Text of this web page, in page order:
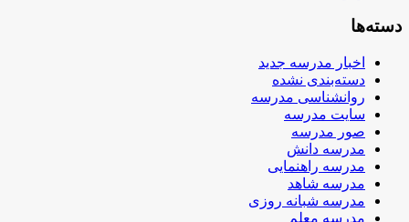
دسته‌ها
اخبار مدرسه جدید
دسته‌بندی نشده
روانشناسی مدرسه
سایت مدرسه
صور مدرسه
مدرسه دانش
مدرسه راهنمایی
مدرسه شاهد
مدرسه شبانه روزی
مدرسه معلم